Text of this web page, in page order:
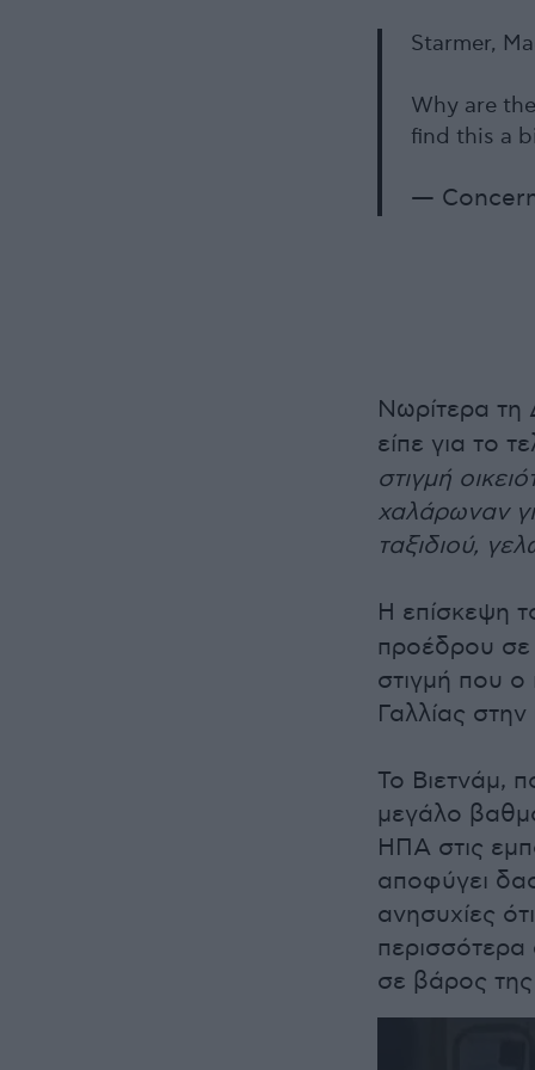
Starmer,
Why are
find this a
—
Νωρίτερα τη
είπε για το
στιγμή
χαλάρωναν
ταξιδιού,
Η επίσκεψη
προέδρου σε
στιγμή που ο
Γαλλίας
Το Βιετνάμ,
μεγάλο
ΗΠΑ στις
αποφύγει
ανησυχίες
σε βάρος